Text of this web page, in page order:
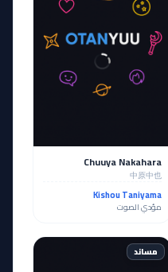
Chuuya Nakahara
中原中也
Kishou Taniyama
مؤدي الصوت
مساند